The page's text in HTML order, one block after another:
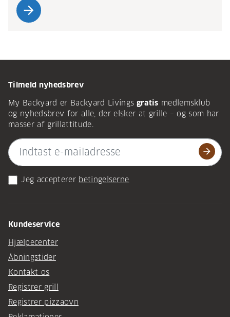
arrow_forward
Tilmeld nyhedsbrev
My Backyard er Backyard Livings gratis medlemsklub
og nyhedsbrev for alle, der elsker at grille – og som har
masser af grillattitude.
arrow_forward
Jeg accepterer betingelserne
Kundeservice
Hjælpecenter
Åbningstider
Kontakt os
Registrer grill
Registrer pizzaovn